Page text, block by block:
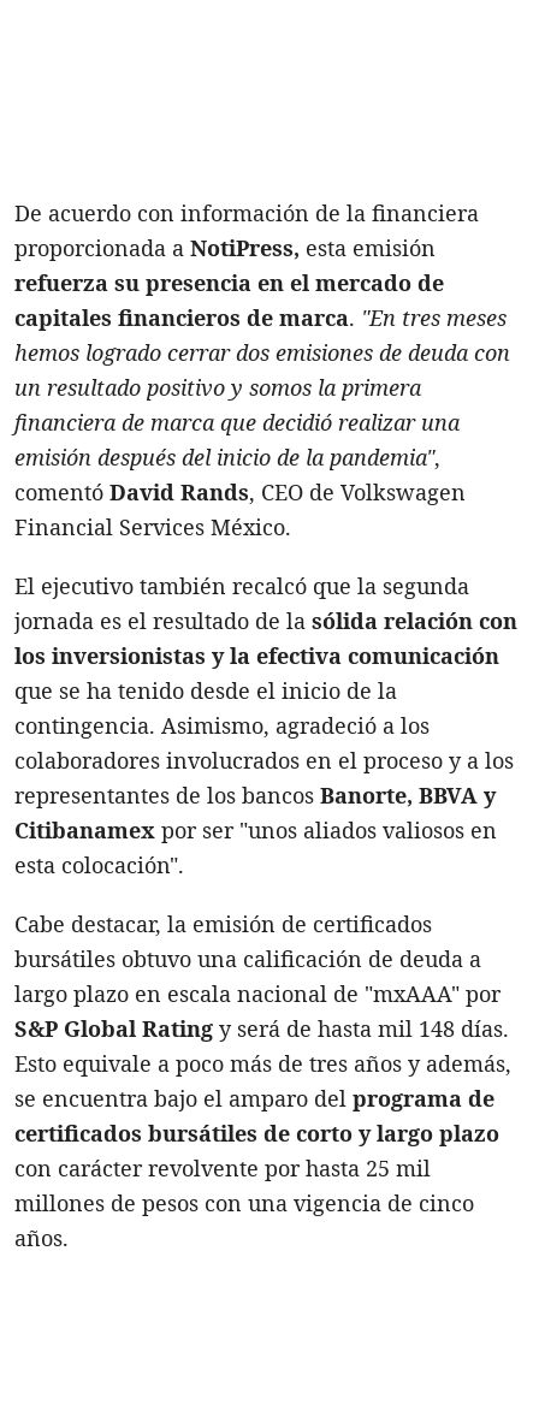
De acuerdo con información de la financiera
proporcionada a NotiPress, esta emisión
refuerza su presencia en el mercado de
capitales financieros de marca. "En tres meses
hemos logrado cerrar dos emisiones de deuda con
un resultado positivo y somos la primera
financiera de marca que decidió realizar una
emisión después del inicio de la pandemia",
comentó David Rands, CEO de Volkswagen
Financial Services México.
El ejecutivo también recalcó que la segunda
jornada es el resultado de la sólida relación con
los inversionistas y la efectiva comunicación
que se ha tenido desde el inicio de la
contingencia. Asimismo, agradeció a los
colaboradores involucrados en el proceso y a los
representantes de los bancos Banorte, BBVA y
Citibanamex por ser "unos aliados valiosos en
esta colocación".
Cabe destacar, la emisión de certificados
bursátiles obtuvo una calificación de deuda a
largo plazo en escala nacional de "mxAAA" por
S&P Global Rating y será de hasta mil 148 días.
Esto equivale a poco más de tres años y además,
se encuentra bajo el amparo del programa de
certificados bursátiles de corto y largo plazo
con carácter revolvente por hasta 25 mil
millones de pesos con una vigencia de cinco
años.